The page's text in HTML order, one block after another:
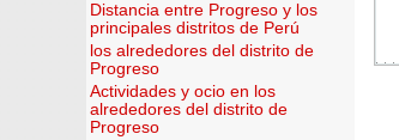
Distancia entre Progreso y los
principales distritos de Perú
los alrededores del distrito de
Progreso
Actividades y ocio en los
alrededores del distrito de
Progreso